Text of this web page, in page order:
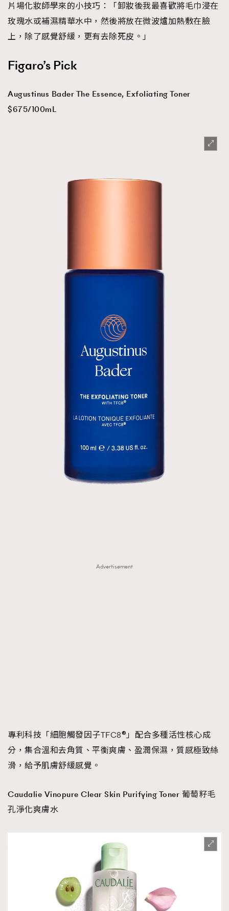
片場化妝師學來的小技巧：「卸妝後我最喜歡將毛巾浸在
玫瑰水或補濕精華水中，然後將放在微波爐加熱敷在臉
上，除了感覺舒緩，更有去除死皮。」
Figaro’s Pick
Augustinus Bader The Essence, Exfoliating Toner
$675/100mL
Advertisement
專利科技「細胞觸發因子TFC8®」配合多種活性核心成
分，集合溫和去角質、平衡爽膚、盈潤保濕，質感極致絲
滑，給予肌膚舒緩感覺。
Caudalie Vinopure Clear Skin Purifying Toner 葡萄籽毛
孔淨化爽膚水